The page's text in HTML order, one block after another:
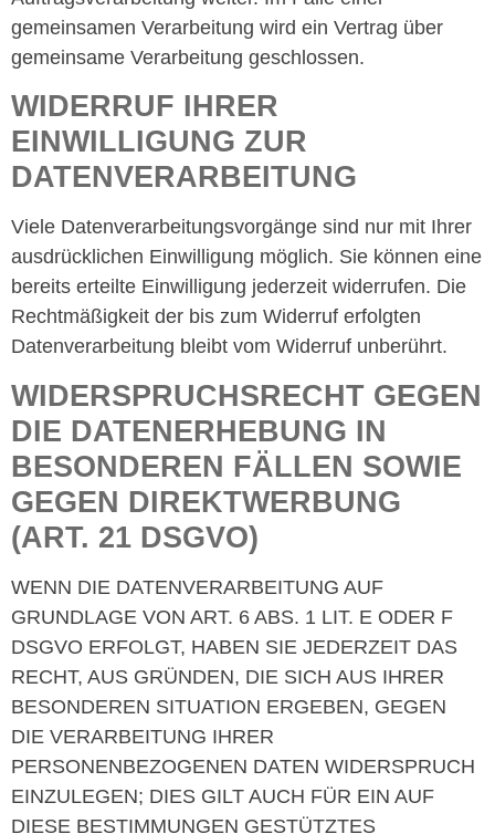
gemeinsamen Verarbeitung wird ein Vertrag über
gemeinsame Verarbeitung geschlossen.
WIDERRUF IHRER
EINWILLIGUNG ZUR
DATENVERARBEITUNG
Viele Datenverarbeitungsvorgänge sind nur mit Ihrer
ausdrücklichen Einwilligung möglich. Sie können eine
bereits erteilte Einwilligung jederzeit widerrufen. Die
Rechtmäßigkeit der bis zum Widerruf erfolgten
Datenverarbeitung bleibt vom Widerruf unberührt.
WIDERSPRUCHSRECHT GEGEN
DIE DATENERHEBUNG IN
BESONDEREN FÄLLEN SOWIE
GEGEN DIREKTWERBUNG
(ART. 21 DSGVO)
WENN DIE DATENVERARBEITUNG AUF
GRUNDLAGE VON ART. 6 ABS. 1 LIT. E ODER F
DSGVO ERFOLGT, HABEN SIE JEDERZEIT DAS
RECHT, AUS GRÜNDEN, DIE SICH AUS IHRER
BESONDEREN SITUATION ERGEBEN, GEGEN
DIE VERARBEITUNG IHRER
PERSONENBEZOGENEN DATEN WIDERSPRUCH
EINZULEGEN; DIES GILT AUCH FÜR EIN AUF
DIESE BESTIMMUNGEN GESTÜTZTES